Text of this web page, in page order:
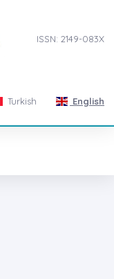
ISSN: 2149-083X
Turkish English